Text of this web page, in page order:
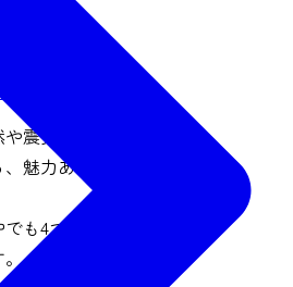
ルコース・周遊旅
震災からの復興を学び
魅力あふれる場所が数
も4つのエリアのおすす
。